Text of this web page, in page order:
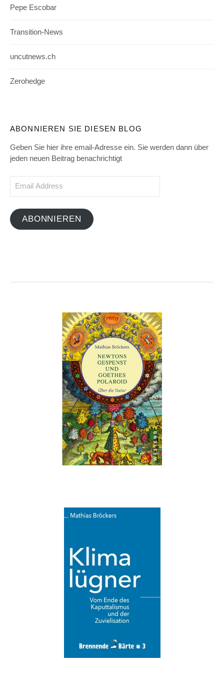
Pepe Escobar
Transition-News
uncutnews.ch
Zerohedge
ABONNIEREN SIE DIESEN BLOG
Geben Sie hier ihre email-Adresse ein. Sie werden dann über
jeden neuen Beitrag benachrichtigt
ABONNIEREN